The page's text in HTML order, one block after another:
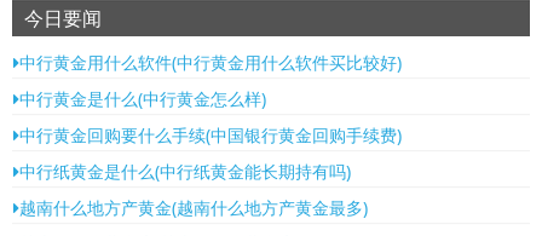
今日要闻
中行黄金用什么软件(中行黄金用什么软件买比较好)
中行黄金是什么(中行黄金怎么样)
中行黄金回购要什么手续(中国银行黄金回购手续费)
中行纸黄金是什么(中行纸黄金能长期持有吗)
越南什么地方产黄金(越南什么地方产黄金最多)